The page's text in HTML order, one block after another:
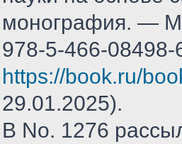
монография. —
978-5-466-
https://book.ru/
29.01.2025).
В No. 1276